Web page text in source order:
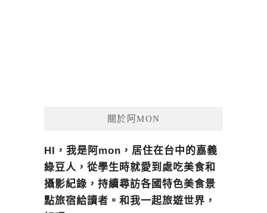
關於阿MON
HI，我是阿mon，居住在台中的嘉義
綠豆人，從學生時就愛到處吃美食和
攝影紀錄，持續尋訪各國特色美食景
點旅宿給讀者。和我一起旅遊世界，